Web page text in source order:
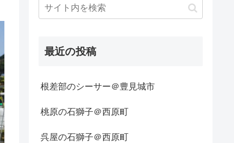
最近の投稿
根差部のシーサー＠豊見城市
桃原の石獅子＠西原町
呉屋の石獅子＠西原町